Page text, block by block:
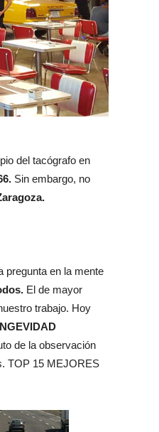
del tacógrafo en
Sin embargo, no
pregunta en la mente
El de mayor
trabajo. Hoy
de la observación
TOP 15 MEJORES